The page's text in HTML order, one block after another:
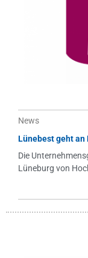
News
Lünebest geht an
Die
Lüneburg von